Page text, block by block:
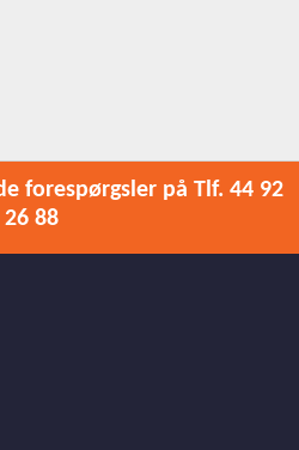
forespørgsler på Tlf. 44 92
26 88